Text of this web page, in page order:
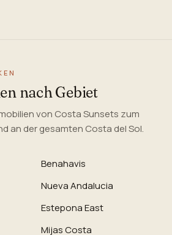
nach Gebiet
von Costa Sunsets zum
an der gesamten Costa del Sol.
Benahavis
Nueva Andalucia
Estepona East
Mijas Costa